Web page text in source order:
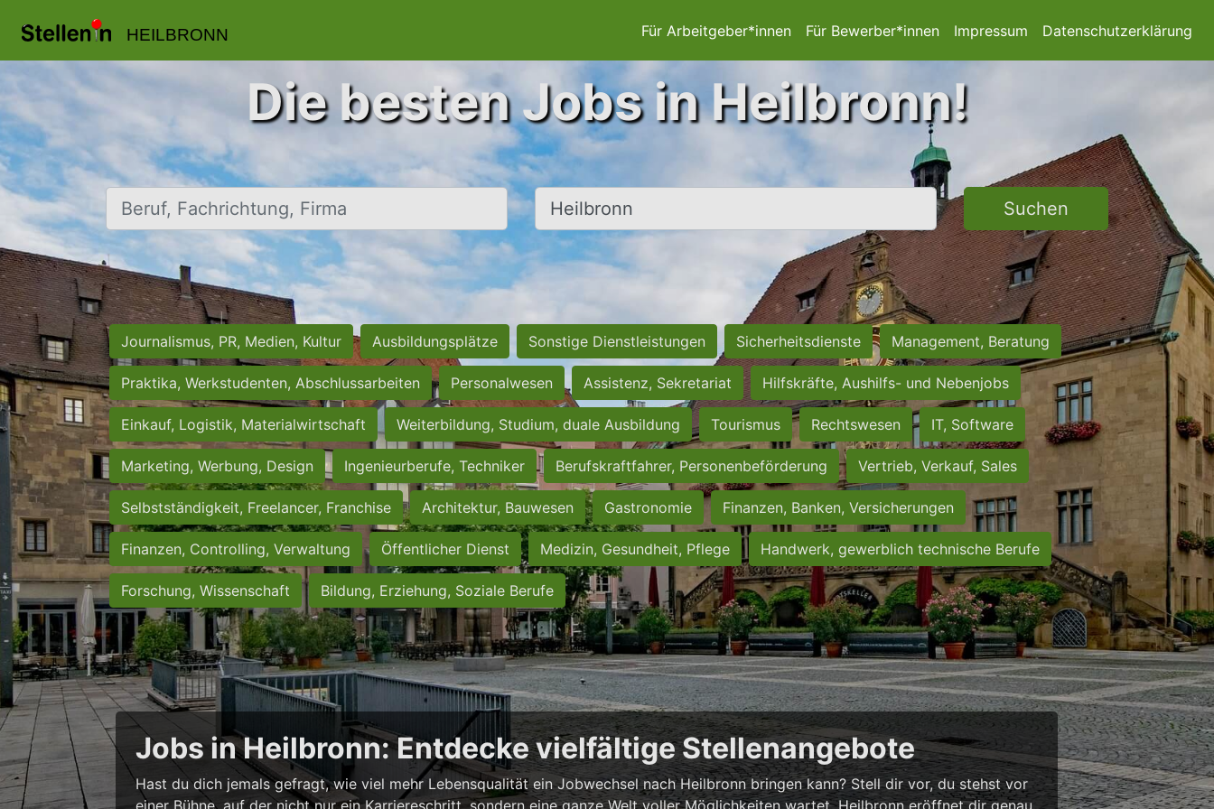
HEILBRONN Für Arbeitgeber*innen Für Bewerber*innen Impressum Datenschutzerklärung
Die besten Jobs in Heilbronn!
Beruf, Fachrichtung, Firma Ort, Stadt Suchen
Journalismus, PR, Medien, Kultur Ausbildungsplätze Sonstige Dienstleistungen Sicherheitsdienste Management, Beratung
Praktika, Werkstudenten, Abschlussarbeiten Personalwesen Assistenz, Sekretariat Hilfskräfte, Aushilfs- und Nebenjobs
Einkauf, Logistik, Materialwirtschaft Weiterbildung, Studium, duale Ausbildung Tourismus Rechtswesen IT, Software
Marketing, Werbung, Design Ingenieurberufe, Techniker Berufskraftfahrer, Personenbeförderung Vertrieb, Verkauf, Sales
Selbstständigkeit, Freelancer, Franchise Architektur, Bauwesen Gastronomie Finanzen, Banken, Versicherungen
Finanzen, Controlling, Verwaltung Öffentlicher Dienst Medizin, Gesundheit, Pflege Handwerk, gewerblich technische Berufe
Forschung, Wissenschaft Bildung, Erziehung, Soziale Berufe
Jobs in Heilbronn: Entdecke vielfältige Stellenangebote
Hast du dich jemals gefragt, wie viel mehr Lebensqualität ein Jobwechsel nach Heilbronn bringen kann? Stell dir vor, du stehst vor